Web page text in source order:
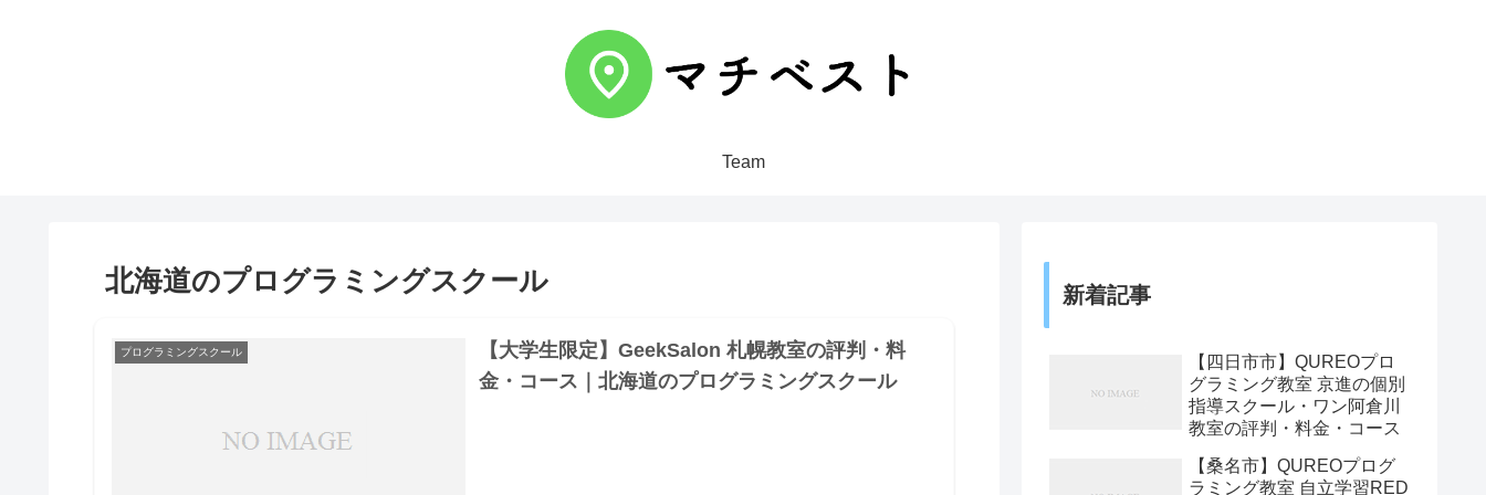
Team
北海道のプログラミングスクール
プログラミングスクール
【大学生限定】GeekSalon 札幌教室の評判・料
金・コース｜北海道のプログラミングスクール
新着記事
【四日市市】QUREOプロ
グラミング教室 京進の個別
指導スクール・ワン阿倉川
教室の評判・料金・コース
【桑名市】QUREOプログ
ラミング教室 自立学習RED